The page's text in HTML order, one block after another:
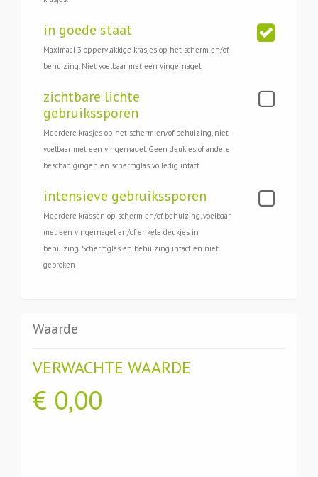
in goede staat
Maximaal 3 oppervlakkige krasjes op het scherm en/of
behuizing. Niet voelbaar met een vingernagel.
zichtbare lichte
gebruikssporen
Meerdere krasjes op het scherm en/of behuizing, niet
voelbaar met een vingernagel. Geen deukjes of andere
beschadigingen en schermglas volledig intact
intensieve gebruikssporen
Meerdere krassen op scherm en/of behuizing, voelbaar
met een vingernagel en/of enkele deukjes in
behuizing. Schermglas en behuizing intact en niet
gebroken
Waarde
VERWACHTE WAARDE
€ 0,00